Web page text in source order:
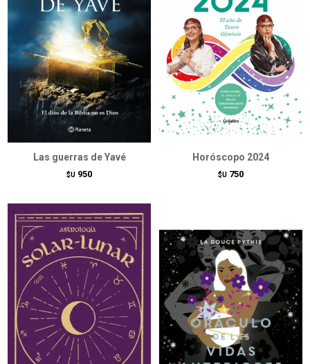
Las guerras de Yavé
$U 950
Horóscopo 2024
$U 750